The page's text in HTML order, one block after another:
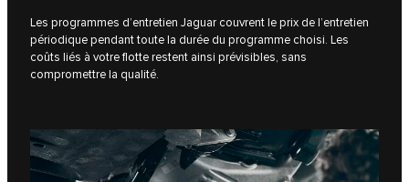
Les programmes d’entretien Jaguar couvrent le prix de l’entretien
périodique pendant toute la durée du programme choisi. Les
coûts liés à votre flotte restent ainsi prévisibles, sans
compromettre la qualité.